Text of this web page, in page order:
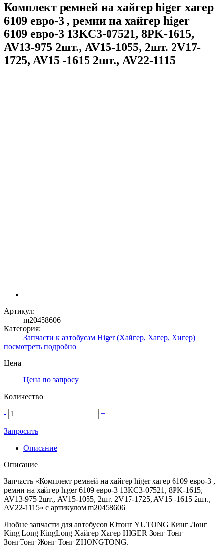
Комплект ремней на хайгер higer хагер
6109 евро-3 , ремни на хайгер higer
6109 евро-3 13KC3-07521, 8PK-1615,
AV13-975 2шт., AV15-1055, 2шт. 2V17-
1725, AV15 -1615 2шт., AV22-1115
Артикул:
m20458606
Категория:
Запчасти к автобусам Higer (Хайгер, Хагер, Хигер)
посмотреть подробно
Цена
Цена по запросу
Количество
- +
Запросить
Описание
Описание
Запчасть «Комплект ремней на хайгер higer хагер 6109 евро-3 ,
ремни на хайгер higer 6109 евро-3 13KC3-07521, 8PK-1615,
AV13-975 2шт., AV15-1055, 2шт. 2V17-1725, AV15 -1615 2шт.,
AV22-1115» с артикулом m20458606
Любые запчасти для автобусов Ютонг YUTONG Кинг Лонг
King Long KingLong Хайгер Хагер HIGER Зонг Тонг
ЗонгТонг Жонг Тонг ZHONGTONG.